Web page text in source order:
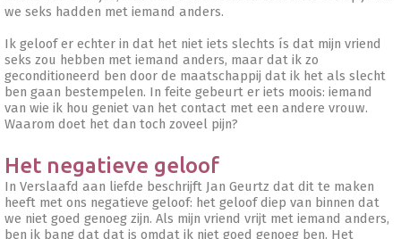
we seks hadden met iemand anders.
Ik geloof er echter in dat het niet iets slechts ís dat mijn vriend
seks zou hebben met iemand anders, maar dat ik zo
geconditioneerd ben door de maatschappij dat ik het als slecht
ben gaan bestempelen. In feite gebeurt er iets moois: iemand
van wie ik hou geniet van het contact met een andere vrouw.
Waarom doet het dan toch zoveel pijn?
Het negatieve geloof
In Verslaafd aan liefde beschrijft Jan Geurtz dat dit te maken
heeft met ons negatieve geloof: het geloof diep van binnen dat
we niet goed genoeg zijn. Als mijn vriend vrijt met iemand anders,
ben ik bang dat dat is omdat ik niet goed genoeg ben. Het